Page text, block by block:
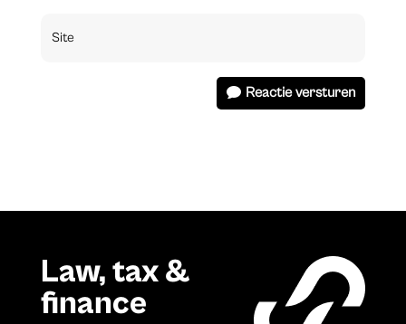
Reactie versturen
Law, tax &
finance